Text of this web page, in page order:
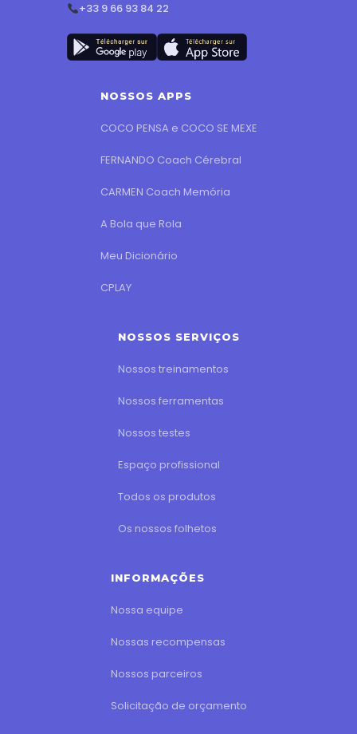
+33 9 66 93 84 22
NOSSOS APPS
COCO PENSA e COCO SE MEXE
FERNANDO Coach Cérebral
CARMEN Coach Memória
A Bola que Rola
Meu Dicionário
CPLAY
NOSSOS SERVIÇOS
Nossos treinamentos
Nossos ferramentas
Nossos testes
Espaço profissional
Todos os produtos
Os nossos folhetos
INFORMAÇÕES
Nossa equipe
Nossas recompensas
Nossos parceiros
Solicitação de orçamento